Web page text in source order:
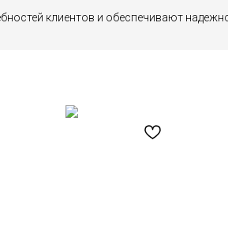
клиентов и обеспечивают